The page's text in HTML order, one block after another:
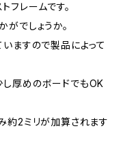
フレームです。
がでしょうか。
ますので製品によって
厚めのボードでもOK
約2ミリが加算されます